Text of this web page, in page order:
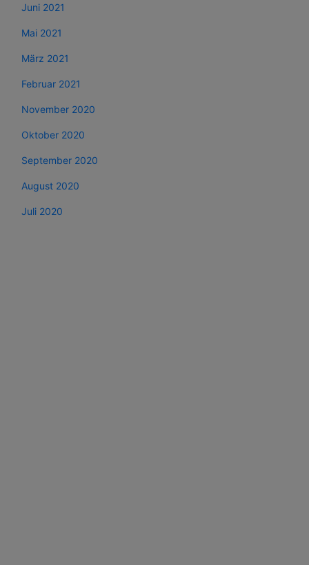
Juni 2021
Mai 2021
März 2021
Februar 2021
November 2020
Oktober 2020
September 2020
August 2020
Juli 2020